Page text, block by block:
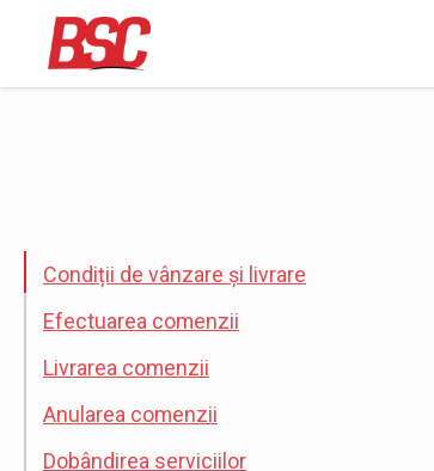
Condiții de vânzare și livrare
Efectuarea comenzii
Livrarea comenzii
Anularea comenzii
Dobândirea serviciilor